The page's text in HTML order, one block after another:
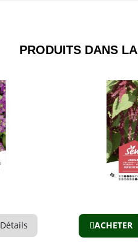
PRODUITS DANS
Détails ACHETER